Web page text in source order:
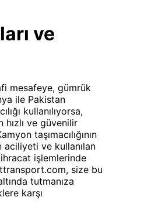
ve
mesafeye, gümrük
ile Pakistan
kullanılıyorsa,
ve güvenilir
taşımacılığının
aciliyeti ve kullanılan
işlemlerinde
size bu
tutmanıza
karşı